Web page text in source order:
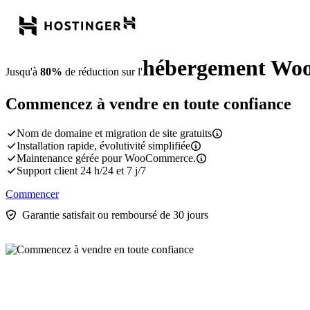
Jusqu'à 80% de réduction sur l'hébergement
Commencez à vendre en toute confiance
Nom de domaine et migration de site gratuits
Installation rapide, évolutivité simplifiée
Maintenance gérée pour WooCommerce.
Support client 24 h/24 et 7 j/7
Commencer
Garantie satisfait ou remboursé de 30 jours